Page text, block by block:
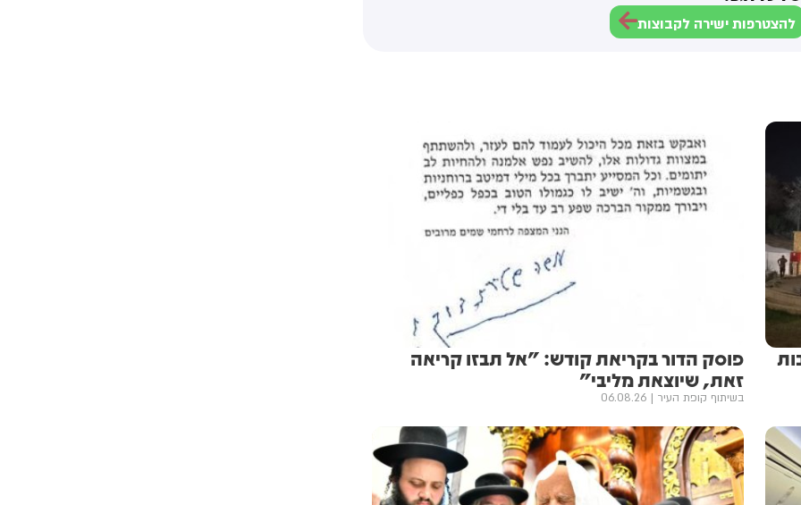
להצטרפות ישירה לקבוצות
פוסק הדור בקריאת קודש: "אל תבזו קריאה
זאת, שיוצאת מליבי"
בשיתוף קופת העיר 06.08.26